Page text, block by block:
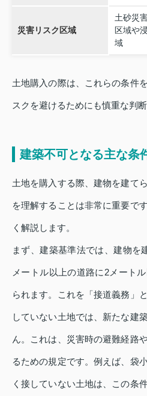
災害リスク区域
土砂災
区域や
域
土地購入の際は、これらの条件
スクを避けるためにも慎重な判
建築不可となる主な条
土地を購入する際、建物を建て
を理解することは非常に重要で
く解説します。
まず、建築基準法では、建物を
メートル以上の道路に2メート
られます。これを「接道義務」
していない土地では、新たな建
ん。これは、災害時の避難経路
るための規定です。例えば、袋
く接していない土地は、この条